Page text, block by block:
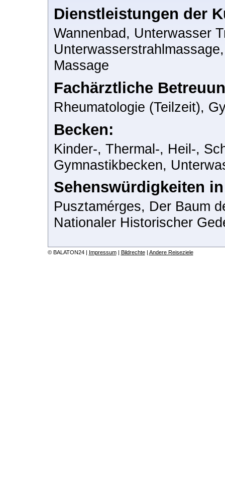
Dienstleistungen der
Wannenbad, Unterwasser
Massage
Fachärztliche
Rheumatologie (Teilzeit),
Becken:
Kinder-, Thermal-, Heil-,
Gymnastikbecken,
Sehenswürdigkeiten
Pusztamérges, Der Baum
Nationaler Historischer
© BALATON24 | Impressum| Bildrechte| Andere Reiseziele